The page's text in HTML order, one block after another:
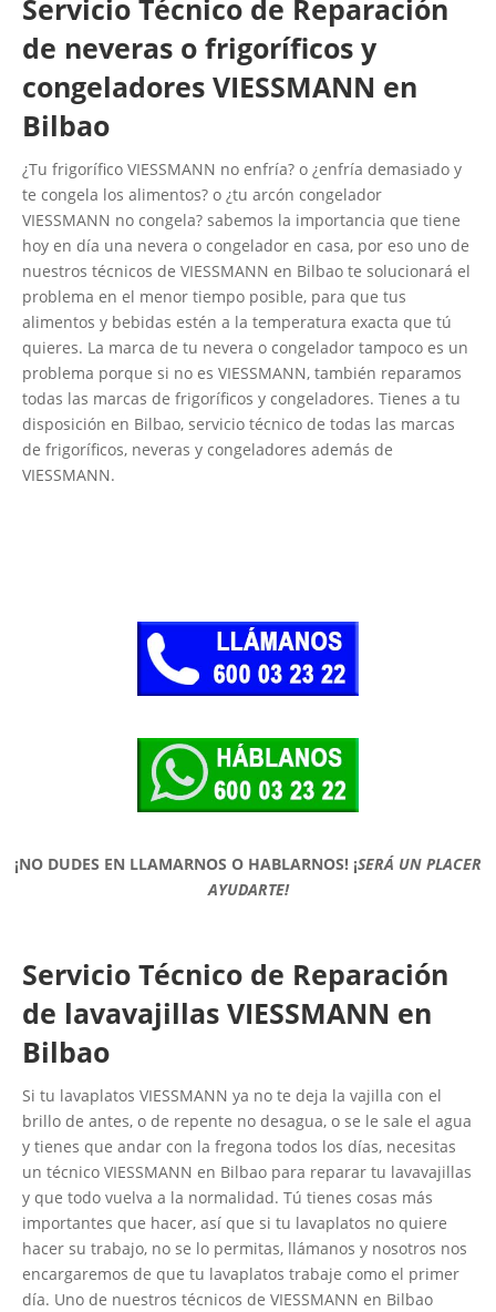
Servicio Técnico de Reparación
de neveras o frigoríficos y
congeladores VIESSMANN en
Bilbao
¿Tu frigorífico VIESSMANN no enfría? o ¿enfría demasiado y
te congela los alimentos? o ¿tu arcón congelador
VIESSMANN no congela? sabemos la importancia que tiene
hoy en día una nevera o congelador en casa, por eso uno de
nuestros técnicos de VIESSMANN en Bilbao te solucionará el
problema en el menor tiempo posible, para que tus
alimentos y bebidas estén a la temperatura exacta que tú
quieres. La marca de tu nevera o congelador tampoco es un
problema porque si no es VIESSMANN, también reparamos
todas las marcas de frigoríficos y congeladores. Tienes a tu
disposición en Bilbao, servicio técnico de todas las marcas
de frigoríficos, neveras y congeladores además de
VIESSMANN.
¡NO DUDES EN LLAMARNOS O HABLARNOS! ¡SERÁ UN PLACER
AYUDARTE!
Servicio Técnico de Reparación
de lavavajillas VIESSMANN en
Bilbao
Si tu lavaplatos VIESSMANN ya no te deja la vajilla con el
brillo de antes, o de repente no desagua, o se le sale el agua
y tienes que andar con la fregona todos los días, necesitas
un técnico VIESSMANN en Bilbao para reparar tu lavavajillas
y que todo vuelva a la normalidad. Tú tienes cosas más
importantes que hacer, así que si tu lavaplatos no quiere
hacer su trabajo, no se lo permitas, llámanos y nosotros nos
encargaremos de que tu lavaplatos trabaje como el primer
día. Uno de nuestros técnicos de VIESSMANN en Bilbao